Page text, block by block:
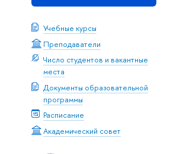
Учебные курсы
Преподаватели
Число студентов и вакантные
места
Документы образовательной
программы
Расписание
Академический совет